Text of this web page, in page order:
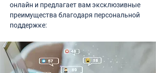
онлайн и предлагает вам эксклюзивные
преимущества благодаря персональной
поддержке: